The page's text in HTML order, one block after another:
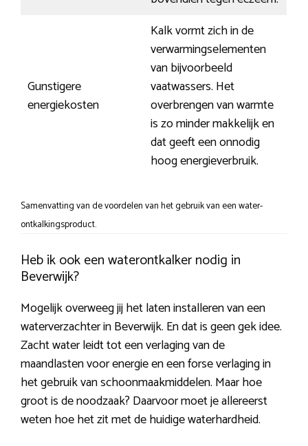
Gunstigere
energiekosten
Kalk vormt zich in de
verwarmingselementen
van bijvoorbeeld
vaatwassers. Het
overbrengen van warmte
is zo minder makkelijk en
dat geeft een onnodig
hoog energieverbruik.
Samenvatting van de voordelen van het gebruik van een water-
ontkalkingsproduct.
Heb ik ook een waterontkalker nodig in
Beverwijk?
Mogelijk overweeg jij het laten installeren van een
waterverzachter in Beverwijk. En dat is geen gek idee.
Zacht water leidt tot een verlaging van de
maandlasten voor energie en een forse verlaging in
het gebruik van schoonmaakmiddelen. Maar hoe
groot is de noodzaak? Daarvoor moet je allereerst
weten hoe het zit met de huidige waterhardheid.